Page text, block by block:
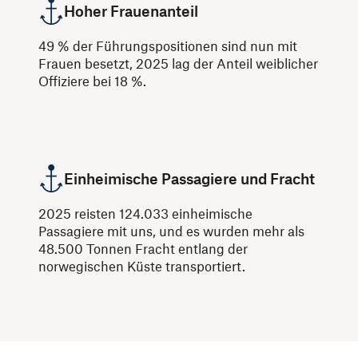
Hoher Frauenanteil
49 % der Führungspositionen sind nun mit
Frauen besetzt, 2025 lag der Anteil weiblicher
Offiziere bei 18 %.
Einheimische Passagiere und Fracht
2025 reisten 124.033 einheimische
Passagiere mit uns, und es wurden mehr als
48.500 Tonnen Fracht entlang der
norwegischen Küste transportiert.